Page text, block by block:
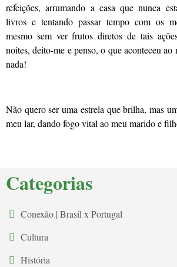
refeições, arrumando a casa que nunca
livros e tentando passar tempo com os
mesmo sem ver frutos diretos de tais
noites, deito-me e penso, o que aconteceu
nada!
Não quero ser uma estrela que brilha, mas
meu lar, dando fogo vital ao meu marido e
Categorias
Conexão | Brasil x Portugal
Cultura
História